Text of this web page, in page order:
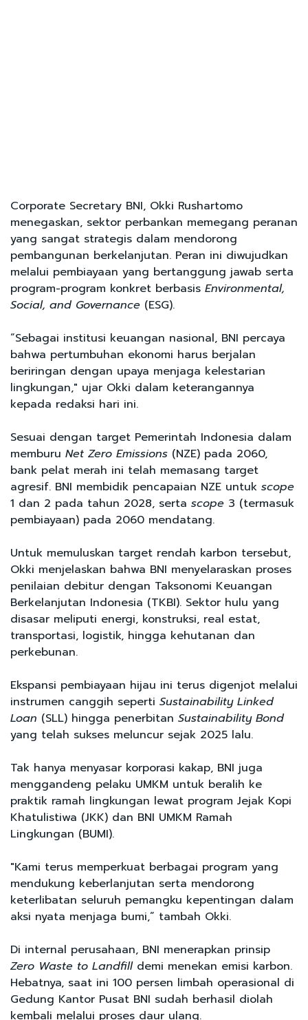
Corporate Secretary BNI, Okki Rushartomo
menegaskan, sektor perbankan memegang peranan
yang sangat strategis dalam mendorong
pembangunan berkelanjutan. Peran ini diwujudkan
melalui pembiayaan yang bertanggung jawab serta
program-program konkret berbasis Environmental,
Social, and Governance (ESG).
“Sebagai institusi keuangan nasional, BNI percaya
bahwa pertumbuhan ekonomi harus berjalan
beriringan dengan upaya menjaga kelestarian
lingkungan," ujar Okki dalam keterangannya
kepada redaksi hari ini.
Sesuai dengan target Pemerintah Indonesia dalam
memburu Net Zero Emissions (NZE) pada 2060,
bank pelat merah ini telah memasang target
agresif. BNI membidik pencapaian NZE untuk scope
1 dan 2 pada tahun 2028, serta scope 3 (termasuk
pembiayaan) pada 2060 mendatang.
Untuk memuluskan target rendah karbon tersebut,
Okki menjelaskan bahwa BNI menyelaraskan proses
penilaian debitur dengan Taksonomi Keuangan
Berkelanjutan Indonesia (TKBI). Sektor hulu yang
disasar meliputi energi, konstruksi, real estat,
transportasi, logistik, hingga kehutanan dan
perkebunan.
Ekspansi pembiayaan hijau ini terus digenjot melalui
instrumen canggih seperti Sustainability Linked
Loan (SLL) hingga penerbitan Sustainability Bond
yang telah sukses meluncur sejak 2025 lalu.
Tak hanya menyasar korporasi kakap, BNI juga
menggandeng pelaku UMKM untuk beralih ke
praktik ramah lingkungan lewat program Jejak Kopi
Khatulistiwa (JKK) dan BNI UMKM Ramah
Lingkungan (BUMI).
"Kami terus memperkuat berbagai program yang
mendukung keberlanjutan serta mendorong
keterlibatan seluruh pemangku kepentingan dalam
aksi nyata menjaga bumi,” tambah Okki.
Di internal perusahaan, BNI menerapkan prinsip
Zero Waste to Landfilldemi menekan emisi karbon.
Hebatnya, saat ini 100 persen limbah operasional di
Gedung Kantor Pusat BNI sudah berhasil diolah
kembali melalui proses daur ulang.